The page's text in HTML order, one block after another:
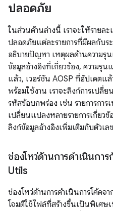
ปลอดภัย
ในส่วนด้านล่างนี้ เราจะให้รายล
ปลอดภัยแต่ละรายการที่มีผลกับ
อธิบายปัญหา เหตุผลด้านความรุ
ข้อมูลอ้างอิงที่เกี่ยวข้อง, ความรุ
แล้ว, เวอร์ชัน AOSP ที่อัปเดตแ
พร้อมใช้งาน เราจะลิงก์การเป
รหัสข้อบกพร่อง เช่น รายการการ
เปลี่ยนแปลงหลายรายการเกี่ยว
ลิงก์ข้อมูลอ้างอิงเพิ่มเติมกับตัวเ
ช่องโหว่ด้านการดำเนินกา
Utils
ช่องโหว่ด้านการดำเนินการโค้ดจ
โจมตีใช้ไฟล์ที่สร้างขึ้นเป็นพิเศษ